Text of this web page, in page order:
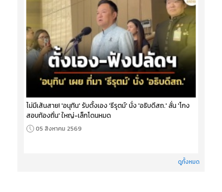
ไม่มีเส้นสาย! 'อนุทิน' รับตั้งเอง 'ธีรุตม์' นั่ง 'อธิบดีสถ.' ลั่น 'โกง
สอบท้องถิ่น' ใหญ่-เล็กโดนหมด
05 สิงหาคม 2569
ดูทั้งหมด